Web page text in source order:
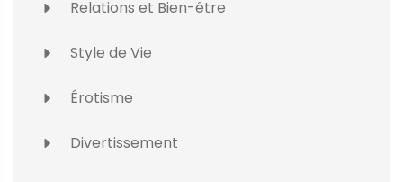
Relations et Bien-être
Style de Vie
Érotisme
Divertissement